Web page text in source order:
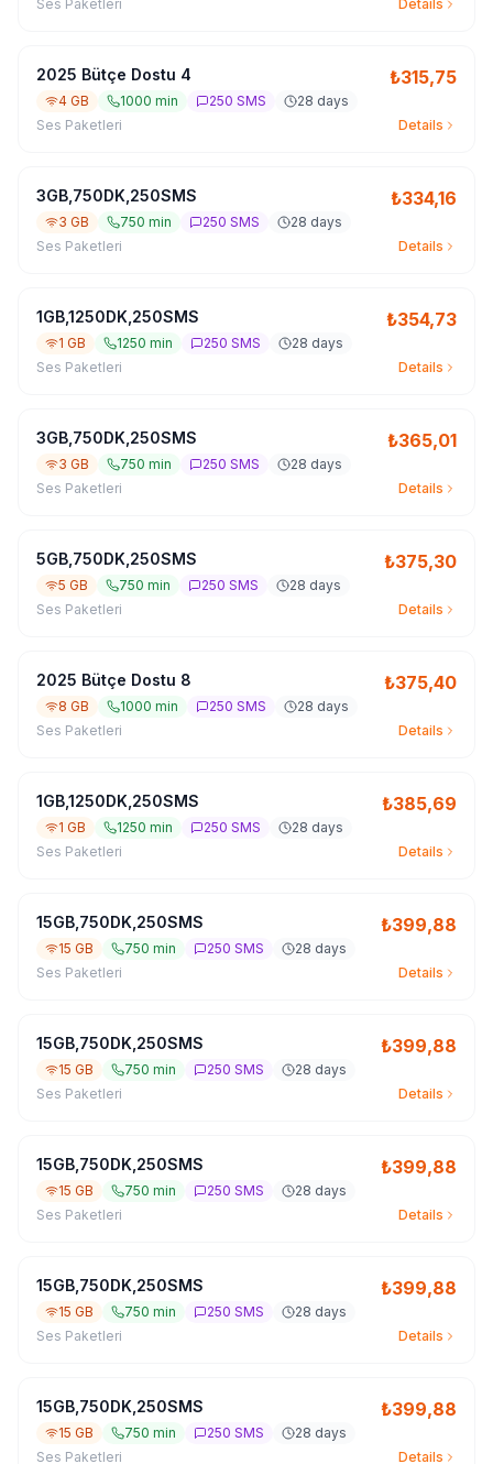
Ses Paketleri Details
2025 Bütçe Dostu 4 ₺315,75
4 GB 1000 min 250 SMS
28 days
Ses Paketleri
Details
3GB,750DK,250SMS ₺334,16
3 GB 750 min 250 SMS
28 days
Ses Paketleri
Details
1GB,1250DK,250SMS ₺354,73
1 GB 1250 min 250 SMS
28 days
Ses Paketleri
Details
3GB,750DK,250SMS ₺365,01
3 GB 750 min 250 SMS
28 days
Ses Paketleri
Details
5GB,750DK,250SMS ₺375,30
5 GB 750 min 250 SMS
28 days
Ses Paketleri
Details
2025 Bütçe Dostu 8 ₺375,40
8 GB 1000 min 250 SMS
28 days
Ses Paketleri
Details
1GB,1250DK,250SMS ₺385,69
1 GB 1250 min 250 SMS
28 days
Ses Paketleri
Details
15GB,750DK,250SMS ₺399,88
15 GB 750 min 250 SMS
28 days
Ses Paketleri
Details
15GB,750DK,250SMS ₺399,88
15 GB 750 min 250 SMS
28 days
Ses Paketleri
Details
15GB,750DK,250SMS ₺399,88
15 GB 750 min 250 SMS
28 days
Ses Paketleri
Details
15GB,750DK,250SMS ₺399,88
15 GB 750 min 250 SMS
28 days
Ses Paketleri
Details
15GB,750DK,250SMS ₺399,88
15 GB 750 min 250 SMS
28 days
Ses Paketleri
Details